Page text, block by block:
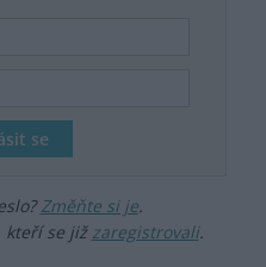
Změňte si je.
kteří se již zaregistrovali.